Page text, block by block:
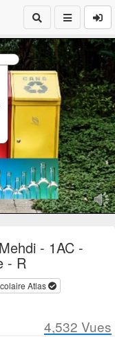
- 1AC -
- R
Atlas
4,532 Vues